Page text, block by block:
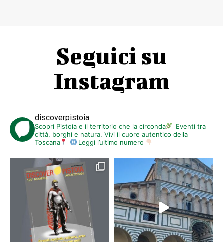
Seguici su
Instagram
discoverpistoia
Scopri Pistoia e il territorio che la circonda
Eventi tra
città, borghi e natura. Vivi il cuore autentico della
Toscana
Leggi l’ultimo numero